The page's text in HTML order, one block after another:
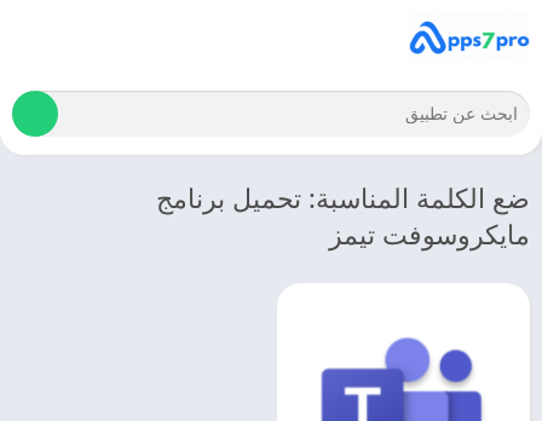
ضع الكلمة المناسبة: تحميل برنامج
مايكروسوفت تيمز